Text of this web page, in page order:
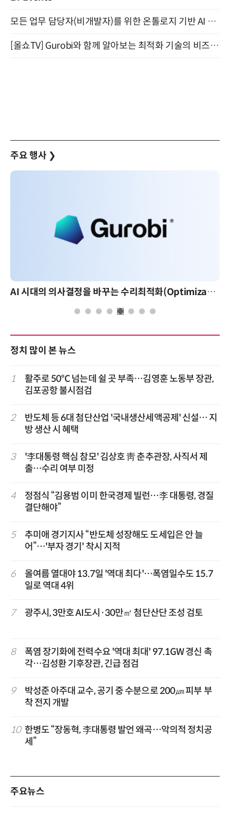
모든 업무 담당자(비개발자)를 위한 온톨로지 기반 AI 지식체계 설계 1-day 워크숍 8월 20일 개최
[올쇼TV] Gurobi와 함께 알아보는 최적화 기술의 비즈니스 활용 (8월 20일 생방송)
주요 행사 ❯
AI 시대의 의사결정을 바꾸는 수리최적화(Optimization): 실제 산업 적용 사례와 활용 전략
정치 많이 본 뉴스
1
활주로 50℃ 넘는데 쉴 곳 부족…김영훈 노동부 장관,
김포공항 불시점검
2
반도체 등 6대 첨단산업 '국내생산세액공제' 신설… 지
방 생산 시 혜택
3
'李대통령 핵심 참모' 김상호 靑 춘추관장, 사직서 제
출…수리 여부 미정
4
정점식 “김용범 이미 한국경제 빌런…李 대통령, 경질
결단해야”
5
추미애 경기지사 “반도체 성장해도 도세입은 안 늘
어”…'부자 경기' 착시 지적
6
올여름 열대야 13.7일 '역대 최다'…폭염일수도 15.7
일로 역대 4위
7 광주시, 3만호 AI도시·30만㎡ 첨단산단 조성 검토
8
폭염 장기화에 전력수요 '역대 최대' 97.1GW 경신 촉
각…김성환 기후장관, 긴급 점검
9
박성준 아주대 교수, 공기 중 수분으로 200㎛ 피부 부
착 전지 개발
10 한병도 “장동혁, 李대통령 발언 왜곡…악의적 정치공
세”
주요뉴스